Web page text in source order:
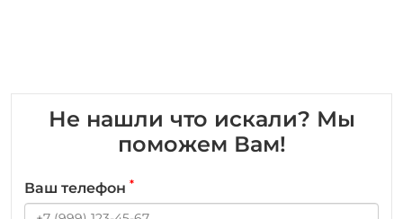
Не нашли что искали? Мы
поможем Вам!
Ваш телефон *